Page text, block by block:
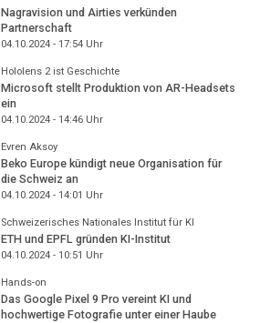
Nagravision und Airties verkünden
Partnerschaft
04.10.2024 - 17:54Uhr
Hololens 2 ist Geschichte
Microsoft stellt Produktion von AR-Headsets
ein
04.10.2024 - 14:46Uhr
Evren Aksoy
Beko Europe kündigt neue Organisation für
die Schweiz an
04.10.2024 - 14:01 Uhr
Schweizerisches Nationales Institut für KI
ETH und EPFL gründen KI-Institut
04.10.2024 - 10:51 Uhr
Hands-on
Das Google Pixel 9 Pro vereint KI und
hochwertige Fotografie unter einer Haube